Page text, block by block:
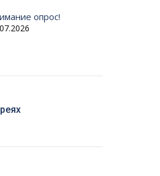
опрос!